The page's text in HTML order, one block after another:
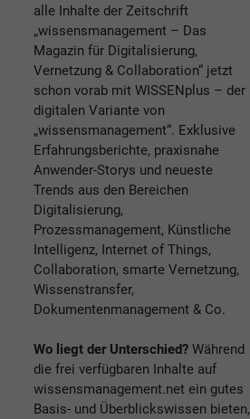
alle Inhalte der Zeitschrift
„wissensmanagement – Das
Magazin für Digitalisierung,
Vernetzung & Collaboration“ jetzt
schon vorab mit WISSENplus – der
digitalen Variante von
„wissensmanagement“. Exklusive
Erfahrungsberichte, praxisnahe
Anwender-Storys und neueste
Trends aus den Bereichen
Digitalisierung,
Prozessmanagement, Künstliche
Intelligenz, Internet of Things,
Collaboration, smarte Vernetzung,
Wissenstransfer,
Dokumentenmanagement & Co.
Wo liegt der Unterschied? Während
die frei verfügbaren Inhalte auf
wissensmanagement.net ein gutes
Basis- und Überblickswissen bieten,